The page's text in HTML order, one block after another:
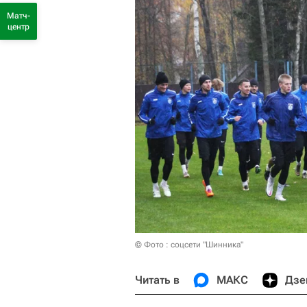
© Фото : соцсети "Шинника"
Читать в МАКС
Матч-
центр